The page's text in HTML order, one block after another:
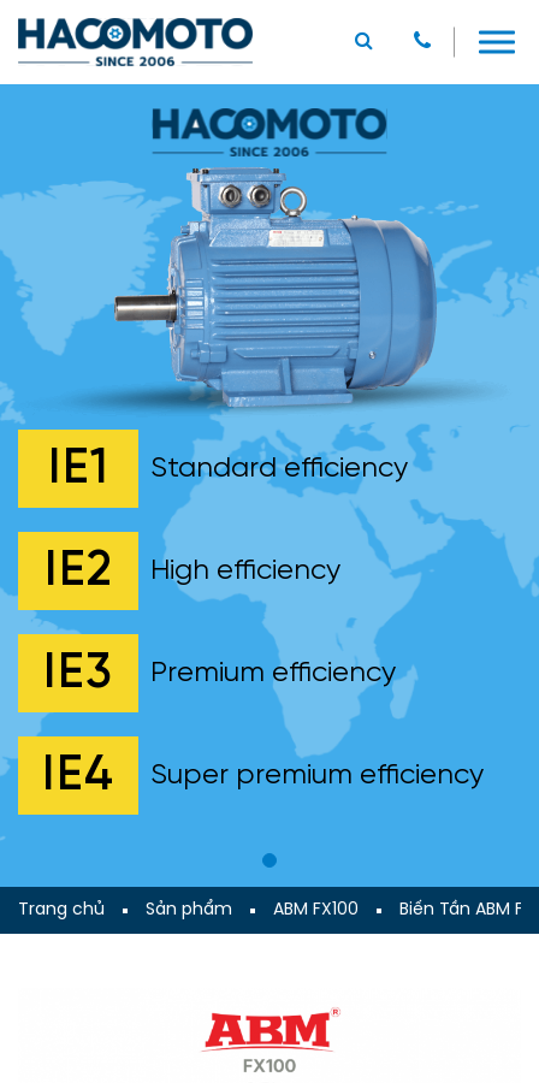
IE1 Standard efficiency
IE2 High efficiency
IE3 Premium efficiency
IE4 Super premium efficiency
Trang chủ Sản phẩm ABM FX100 Biến Tần ABM